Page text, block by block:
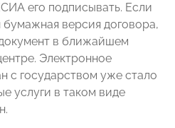
его подписывать. Если
версия договора,
в ближайшем
Электронное
с государством уже стало
услуги в таком виде